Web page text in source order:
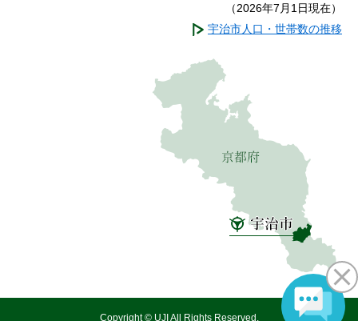
（2026年7月1日現在）
宇治市人口・世帯数の推移
Copyright © UJI All Rights Reserved.